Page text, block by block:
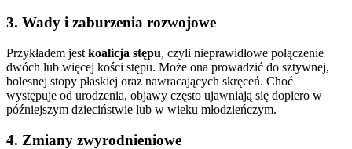
3. Wady i zaburzenia rozwojowe
Przykładem jest koalicja stępu, czyli nieprawidłowe połączenie
dwóch lub więcej kości stępu. Może ona prowadzić do sztywnej,
bolesnej stopy płaskiej oraz nawracających skręceń. Choć
występuje od urodzenia, objawy często ujawniają się dopiero w
późniejszym dzieciństwie lub w wieku młodzieńczym.
4. Zmiany zwyrodnieniowe